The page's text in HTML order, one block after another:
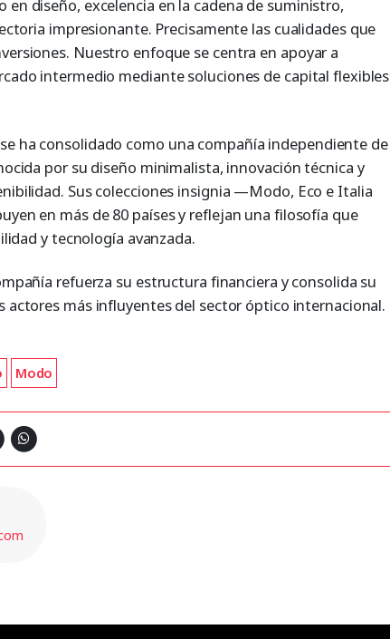
en diseño, excelencia en la cadena de suministro,
impresionante. Precisamente las cualidades que
Nuestro enfoque se centra en apoyar a
intermedio mediante soluciones de capital flexibles
ha consolidado como una compañía independiente de
por su diseño minimalista, innovación técnica y
Sus colecciones insignia —Modo, Eco e Italia
en más de 80 países y reflejan una filosofía que
y tecnología avanzada.
refuerza su estructura financiera y consolida su
actores más influyentes del sector óptico internacional.
Modo